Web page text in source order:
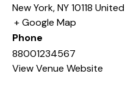
New York,NY10118
+ Google Map
Phone
88001234567
View Venue Website